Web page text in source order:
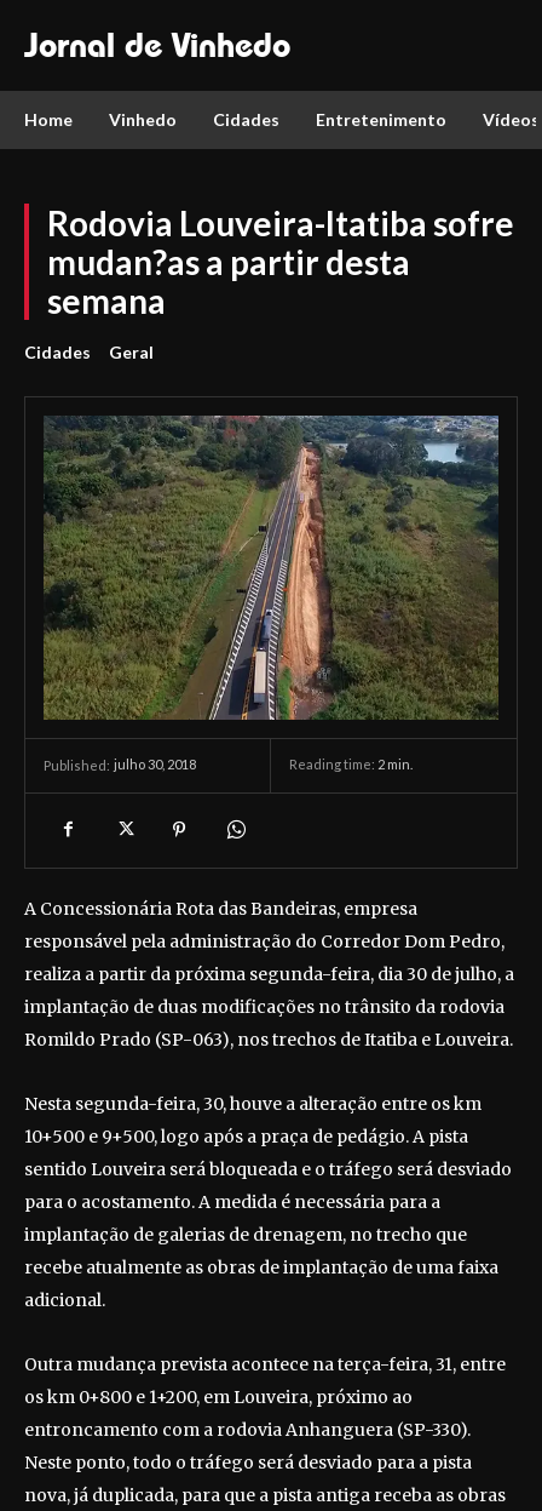
Jornal de Vinhedo
Home Vinhedo Cidades Entretenimento Vídeos
Rodovia Louveira-Itatiba sofre
mudan?as a partir desta
semana
Cidades Geral
Published: julho 30, 2018 Reading time: 2 min.
A Concessionária Rota das Bandeiras, empresa
responsável pela administração do Corredor Dom Pedro,
realiza a partir da próxima segunda-feira, dia 30 de julho, a
implantação de duas modificações no trânsito da rodovia
Romildo Prado (SP-063), nos trechos de Itatiba e Louveira.
Nesta segunda-feira, 30, houve a alteração entre os km
10+500 e 9+500, logo após a praça de pedágio. A pista
sentido Louveira será bloqueada e o tráfego será desviado
para o acostamento. A medida é necessária para a
implantação de galerias de drenagem, no trecho que
recebe atualmente as obras de implantação de uma faixa
adicional.
Outra mudança prevista acontece na terça-feira, 31, entre
os km 0+800 e 1+200, em Louveira, próximo ao
entroncamento com a rodovia Anhanguera (SP-330).
Neste ponto, todo o tráfego será desviado para a pista
nova, já duplicada, para que a pista antiga receba as obras